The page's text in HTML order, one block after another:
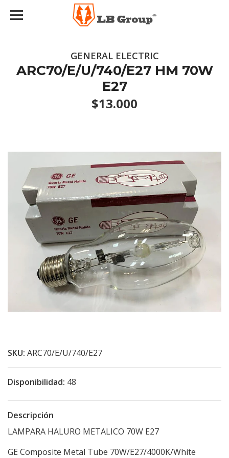
GENERAL ELECTRIC
ARC70/E/U/740/E27 HM 70W
E27
$13.000
SKU: ARC70/E/U/740/E27
Disponibilidad: 48
Descripción
LAMPARA HALURO METALICO 70W E27
GE Composite Metal Tube 70W/E27/4000K/White